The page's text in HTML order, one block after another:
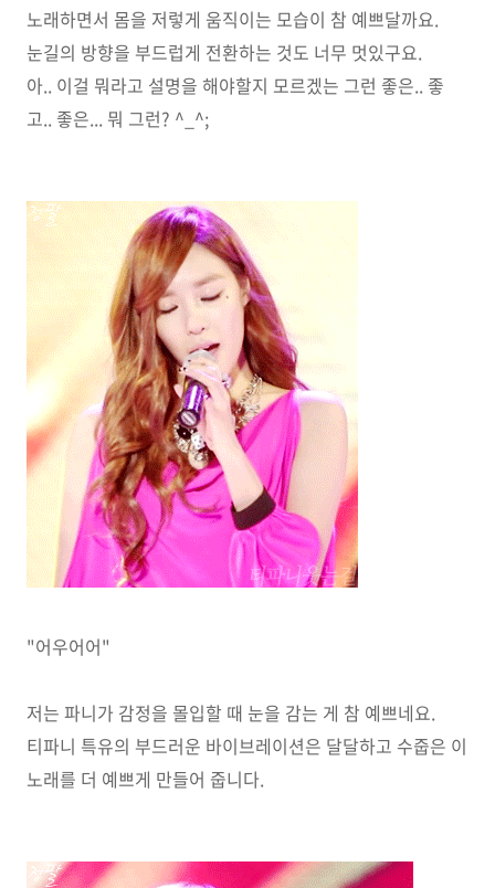
노래하면서 몸을 저렇게 움직이는 모습이 참 예쁘달까요.
눈길의 방향을 부드럽게 전환하는 것도 너무 멋있구요.
아.. 이걸 뭐라고 설명을 해야할지 모르겠는 그런 좋은.. 좋
고.. 좋은... 뭐 그런? ^_^;
"어우어어"
저는 파니가 감정을 몰입할 때 눈을 감는 게 참 예쁘네요.
티파니 특유의 부드러운 바이브레이션은 달달하고 수줍은 이
노래를 더 예쁘게 만들어 줍니다.